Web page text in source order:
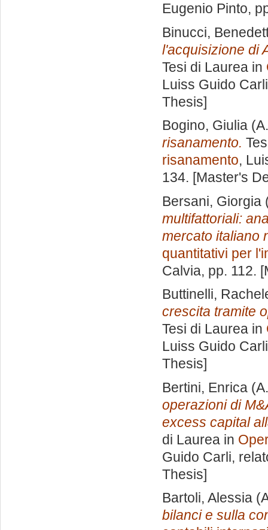
Eugenio Pinto,
Binucci,
l'acquisizione di
Tesi di Laurea in
Luiss Guido
Thesis]
Bogino, Giulia
risanamento.
risanamento,
134. [Master's
Bersani, Giorgia
multifattoriali:
mercato italiano
quantitativi per
Calvia, pp. 112.
Buttinelli,
crescita tramite
Tesi di Laurea in
Luiss Guido
Thesis]
Bertini, Enrica
operazioni di
excess capital
di Laurea in
Guido Carli,
Thesis]
Bartoli, Alessia
bilanci e sulla